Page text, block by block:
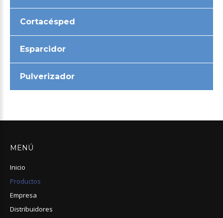
Cortacésped
Esparcidor
Pulverizador
MENÚ
Inicio
Productos
Empresa
Distribuidores